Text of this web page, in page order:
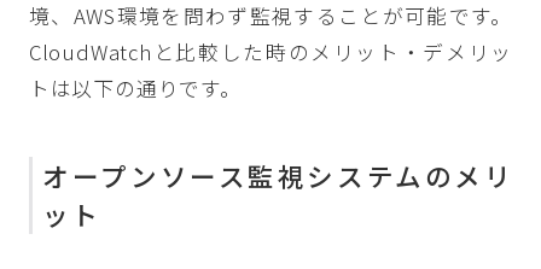
境、AWS環境を問わず監視することが可能です。
CloudWatchと比較した時のメリット・デメリッ
トは以下の通りです。
オープンソース監視システムのメリ
ット